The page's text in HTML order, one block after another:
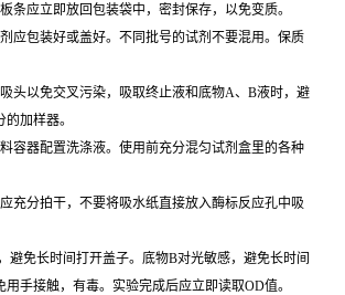
条应立即放回包装袋中，密封保存，以免变质。
应包装好或盖好。不同批号的试剂不要混用。保质
头以免交叉污染，吸取终止液和底物A、B液时，避
加样器。
容器配置洗涤液。使用前充分混匀试剂盒里的各种
充分拍干，不要将吸水纸直接放入酶标反应孔中吸
避免长时间打开盖子。底物B对光敏感，避免长时间
手接触，有毒。实验完成后应立即读取OD值。